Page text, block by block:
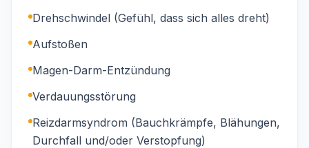
Drehschwindel (Gefühl, dass sich alles dreht)
Aufstoßen
Magen-Darm-Entzündung
Verdauungsstörung
Reizdarmsyndrom (Bauchkrämpfe, Blähungen,
Durchfall und/oder Verstopfung)